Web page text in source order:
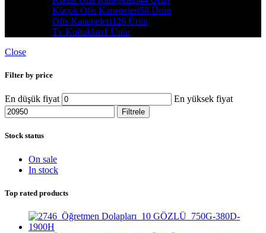
Küçük Ofis Kanepeleri58 Ürün
Ofis Kanepeleri126 Ürün
Tv Koltukları1 Ürün
Close
Filter by price
En düşük fiyat En yüksek fiyat
Filtrele
Stock status
On sale
In stock
Top rated products